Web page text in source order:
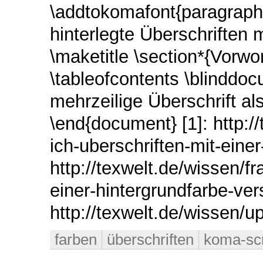
hinterlegte Überschriften
\maketitle
\tableofcontents
mehrzeilige Überschrift
\end{document} [1]:
ich-uberschriften-mit-
http://texwelt.de/wissen/
einer-hintergrundfarbe-
http://texwelt.de/wissen/
farben überschriften koma-